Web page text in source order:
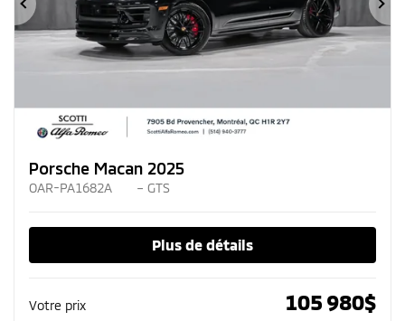
Précédent
Porsche Macan 2025
OAR-PA1682A – GTS
Plus de détails
Votre prix 105 980$